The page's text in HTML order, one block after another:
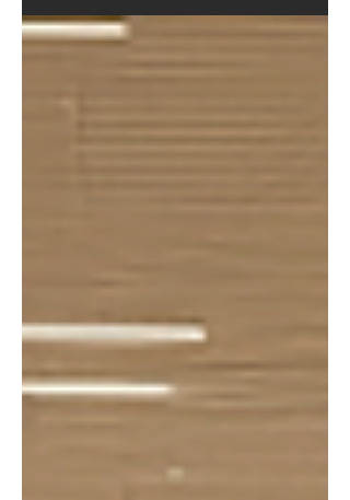
conectado. En Side FX aplicamos
neuroarquitectura para diseñar
espacios comerciales que no solo